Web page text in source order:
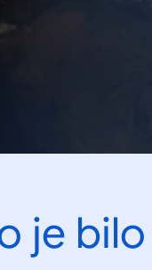
je